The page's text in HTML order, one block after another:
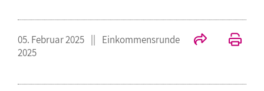
05. Februar 2025
Einkommensrunde
2025